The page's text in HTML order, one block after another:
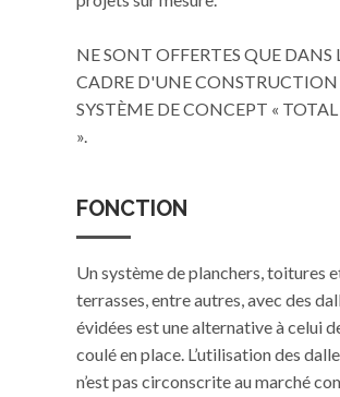
NE SONT OFFERTES QUE DANS
CADRE D'UNE CONSTRUCTION
SYSTÈME DE CONCEPT «
».
FONCTION
Un système de planchers, toitures
terrasses, entre autres, avec des
évidées est une alternative à celui
coulé en place. L’utilisation des
n’est pas circonscrite au marché